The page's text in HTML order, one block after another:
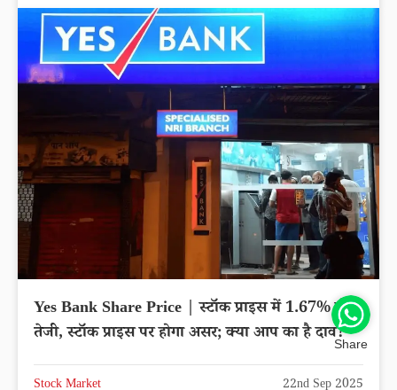
Yes Bank Share Price | स्टॉक प्राइस में 1.67% की
तेजी, स्टॉक प्राइस पर होगा असर; क्या आप का है दाव?
Stock Market 22nd Sep 2025
Share